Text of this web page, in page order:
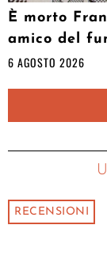
È morto
amico del
6 AGOSTO 2026
RECENSIONI